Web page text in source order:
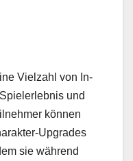
Vielzahl von In-
und
können
Upgrades
sie während